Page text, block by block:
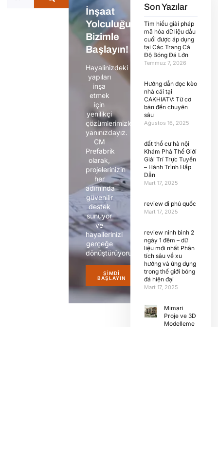
İnşaat
Yolculuğunuza
Bizimle
Başlayın!
Hayalinizdeki
yapıları
inşa
etmek
için
yenilikçi
çözümlerimizle
yanınızdayız.
CM
Prefabrik
olarak,
projelerinizin
her
adımında
güvenilir
destek
sunuyor
ve
hayallerinizi
gerçeğe
dönüştürüyoruz.
ŞIMDI
BAŞLAYIN
Son Yazılar
Tìm hiểu giải pháp
mã hóa dữ liệu đầu
cuối được áp dụng
tại Các Trang Cá
Độ Bóng Đá Lớn
Temmuz 7, 2026
Hướng dẫn đọc kèo
nhà cái tại
CAKHIATV: Từ cơ
bản đến chuyên
sâu
Ağustos 16, 2025
đất thổ cư hà nội
Khám Phá Thế Giới
Giải Trí Trực Tuyến
– Hành Trình Hấp
Dẫn
Mart 17, 2025
review đi phú quốc
Mart 17, 2025
review ninh bình 2
ngày 1 đêm – dữ
liệu mới nhất Phân
tích sâu về xu
hướng và ứng dụng
trong thế giới bóng
đá hiện đại
Mart 17, 2025
Mimari
Proje ve 3D
Modelleme